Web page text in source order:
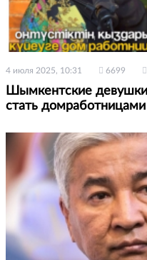
4 июля 2025, 10:31 6699
Шымкентские
стать